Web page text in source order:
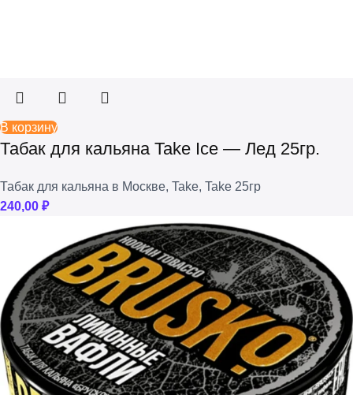
В корзину
Табак для кальяна Take Ice — Лед 25гр.
Табак для кальяна в Москве, Take, Take 25гр
240,00 ₽